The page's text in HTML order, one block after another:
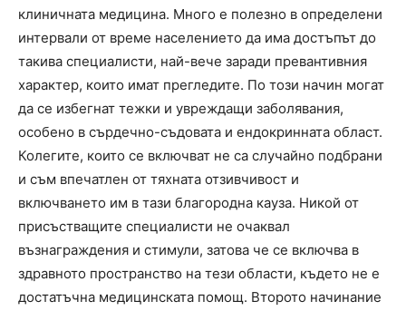
клиничната медицина. Много е полезно в определени
интервали от време населението да има достъпът до
такива специалисти, най-вече заради превантивния
характер, които имат прегледите. По този начин могат
да се избегнат тежки и увреждащи заболявания,
особено в сърдечно-съдовата и ендокринната област.
Колегите, които се включват не са случайно подбрани
и съм впечатлен от тяхната отзивчивост и
включването им в тази благородна кауза. Никой от
присъстващите специалисти не очаквал
възнаграждения и стимули, затова че се включва в
здравното пространство на тези области, където не е
достатъчна медицинската помощ. Второто начинание